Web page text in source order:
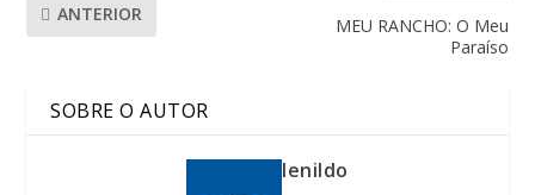
ANTERIOR
MEU RANCHO: O Meu
Paraíso
SOBRE O AUTOR
lenildo